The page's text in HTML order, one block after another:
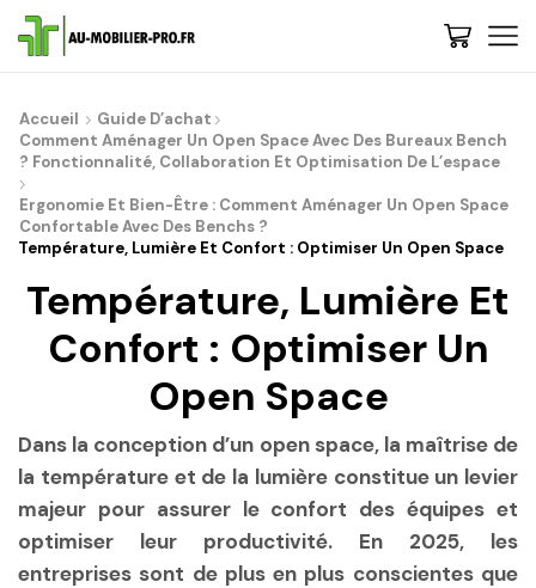
Accueil
Guide D’achat
Comment Aménager Un Open Space Avec Des Bureaux Bench
? Fonctionnalité, Collaboration Et Optimisation De L’espace
Ergonomie Et Bien-Être : Comment Aménager Un Open Space
Confortable Avec Des Benchs ?
Température, Lumière Et Confort : Optimiser Un Open Space
Température, Lumière Et
Confort : Optimiser Un
Open Space
Dans la conception d’un open space, la maîtrise de
la température et de la lumière constitue un levier
majeur pour assurer le confort des équipes et
optimiser leur productivité. En 2025, les
entreprises sont de plus en plus conscientes que